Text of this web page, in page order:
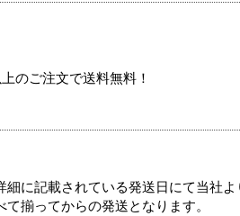
のご注文で送料無料！
に記載されている発送日にて当社よ
揃ってからの発送となります。